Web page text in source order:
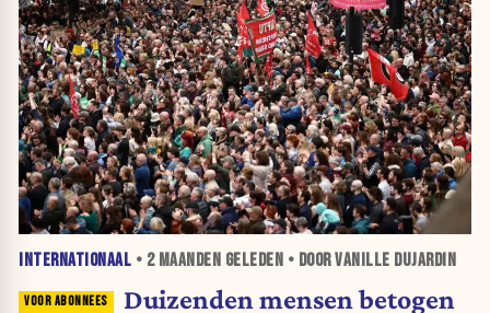
INTERNATIONAAL • 2 MAANDEN GELEDEN • DOOR VANILLE DUJARDIN
Duizenden mensen betogen